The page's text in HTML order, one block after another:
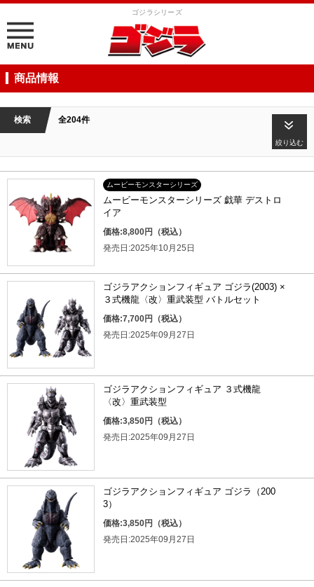
ゴジラシリーズ
商品情報
検索 全204件
絞り込む
ムービーモンスターシリーズ
ムービーモンスターシリーズ 戯華 デストロ
イア
価格:8,800円（税込）
発売日:2025年10月25日
ゴジラアクションフィギュア ゴジラ(2003) ×
３式機龍〈改〉重武装型 バトルセット
価格:7,700円（税込）
発売日:2025年09月27日
ゴジラアクションフィギュア ３式機龍
〈改〉重武装型
価格:3,850円（税込）
発売日:2025年09月27日
ゴジラアクションフィギュア ゴジラ（200
3）
価格:3,850円（税込）
発売日:2025年09月27日